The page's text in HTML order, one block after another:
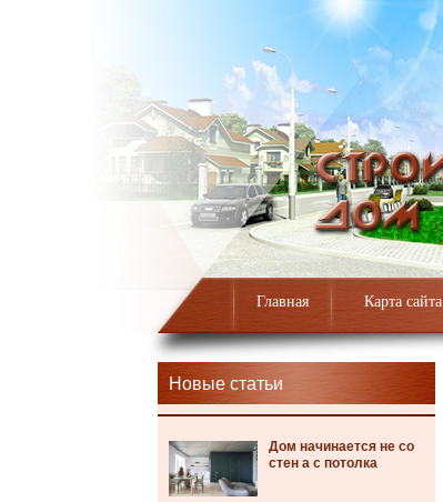
Главная Карта сайта
Новые статьи
Дом начинается не со
стен а с потолка